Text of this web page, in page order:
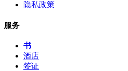
隐私政策
服务
书
酒店
签证